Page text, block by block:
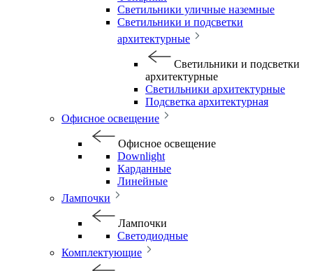
Светильники уличные наземные
Светильники и подсветки
архитектурные
Светильники и подсветки
архитектурные
Светильники архитектурные
Подсветка архитектурная
Офисное освещение
Офисное освещение
Downlight
Карданные
Линейные
Лампочки
Лампочки
Светодиодные
Комплектующие